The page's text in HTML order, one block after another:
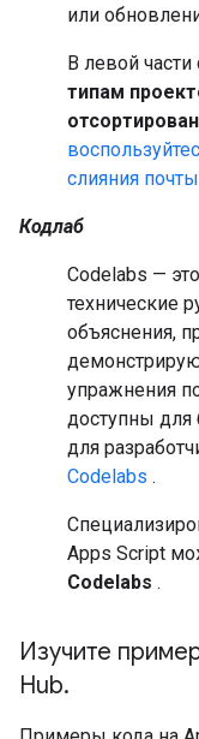
или
В левой
типам
слияния почты
Кодлаб
Codelabs —
технические
объяснения,
упражнения
доступны для
для
Codelabs .
Apps Script
Codelabs .
Изучите
Hub.